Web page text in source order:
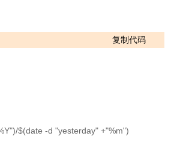
复制代码
$(date -d "yesterday" +"%m")